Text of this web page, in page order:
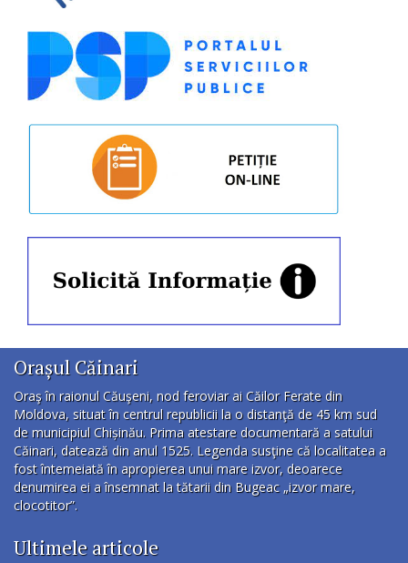
Orașul Căinari
Oraş în raionul Căuşeni, nod feroviar ai Căilor Ferate din
Moldova, situat în centrul republicii la o distanţă de 45 km sud
de municipiul Chișinău. Prima atestare documentară a satului
Căinari, datează din anul 1525. Legenda susţine că localitatea a
fost întemeiată în apropierea unui mare izvor, deoarece
denumirea ei a însemnat la tătarii din Bugeac „izvor mare,
clocotitor”.
Ultimele articole